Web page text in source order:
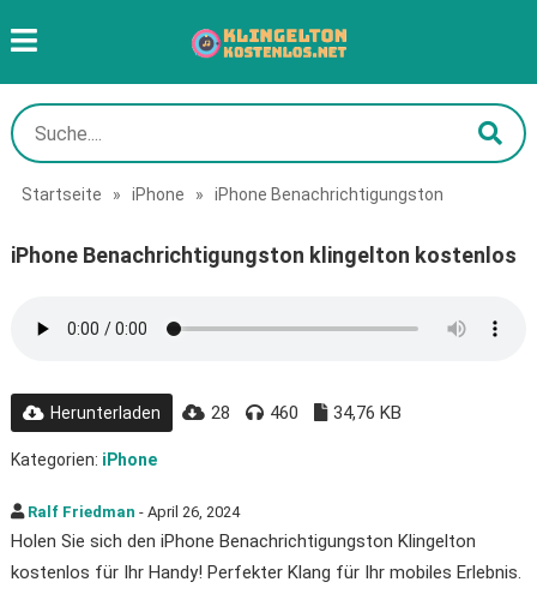
Startseite » iPhone » iPhone Benachrichtigungston
iPhone Benachrichtigungston klingelton kostenlos
Herunterladen 28 460 34,76 KB
Kategorien: iPhone
Ralf Friedman - April 26, 2024
Holen Sie sich den iPhone Benachrichtigungston Klingelton
kostenlos für Ihr Handy! Perfekter Klang für Ihr mobiles Erlebnis.